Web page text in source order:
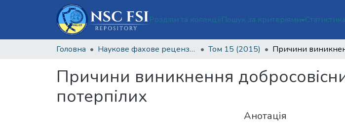
Розділи та колекціїПошук за критеріями Статистика
Головна Наукове фахове рецензоване видання відкритого доступу "Теорія та практика судової експертизи і криміналістики" Том 15 (2015)
Причини виникнення
потерпілих
Анотація